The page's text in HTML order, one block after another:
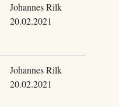
Johannes Rilk
20.02.2021
Johannes Rilk
20.02.2021